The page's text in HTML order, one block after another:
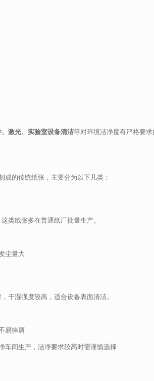
激光、实验室设备清洁等对环境洁净度有严格要
成的传统纸张，主要分为以下几类：
类纸张多在普通纸厂批量生产。
尘量大
干湿强度较高，适合设备表面清洁。
易掉屑
车间生产，洁净要求较高时需谨慎选择